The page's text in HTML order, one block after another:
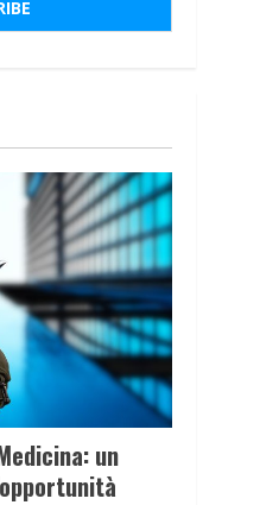
un